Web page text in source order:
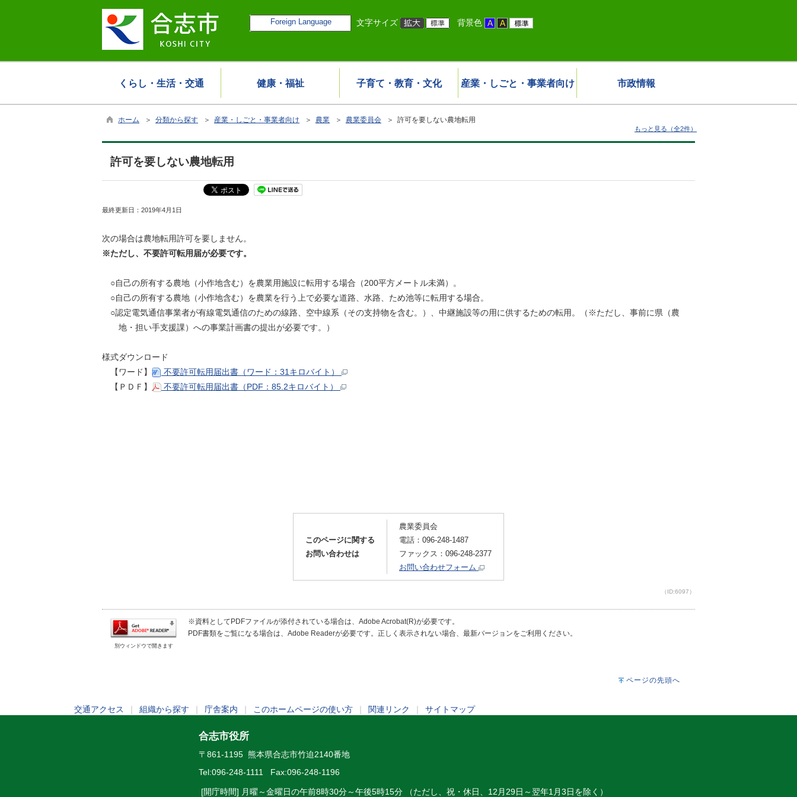
Foreign Language 文字サイズ 背景色
くらし・生活・交通 健康・福祉 子育て・教育・文化 産業・しごと・事業者向け 市政情報
ホーム ＞ 分類から探す ＞ 産業・しごと・事業者向け ＞ 農業 ＞ 農業委員会 ＞ 許可を要しない農地転用
もっと見る（全2件）
許可を要しない農地転用
最終更新日： 2019年4月1日
次の場合は農地転用許可を要しません。
※ただし、不要許可転用届が必要です。
○自己の所有する農地（小作地含む）を農業用施設に転用する場合（200平方メートル未満）。
○自己の所有する農地（小作地含む）を農業を行う上で必要な道路、水路、ため池等に転用する場合。
○認定電気通信事業者が有線電気通信のための線路、空中線系（その支持物を含む。）、中継施設等の用に供するための転用。（※ただし、事前に県（農
地・担い手支援課）への事業計画書の提出が必要です。）
様式ダウンロード
【ワード】
不要許可転用届出書（ワード：31キロバイト）
【ＰＤＦ】
不要許可転用届出書（PDF：85.2キロバイト）
このページに関する
お問い合わせは
農業委員会
電話：096-248-1487
ファックス：096-248-2377
お問い合わせフォーム
（ID:6097）
別ウィンドウで開きます
※資料としてPDFファイルが添付されている場合は、Adobe Acrobat(R)が必要です。
PDF書類をご覧になる場合は、Adobe Readerが必要です。正しく表示されない場合、最新バージョンをご利用ください。
ページの先頭へ
交通アクセス 組織から探す 庁舎案内 このホームページの使い方 関連リンク サイトマップ
合志市役所
〒861-1195 熊本県合志市竹迫2140番地
Tel:096-248-1111 Fax:096-248-1196
[開庁時間] 月曜～金曜日の午前8時30分～午後5時15分 （ただし、祝・休日、12月29日～翌年1月3日を除く）